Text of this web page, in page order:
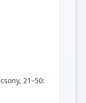
21–50: